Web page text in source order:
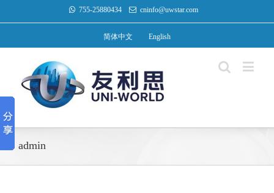
755-25880434 cninfo@uwstar.com
简体中文 English
admin